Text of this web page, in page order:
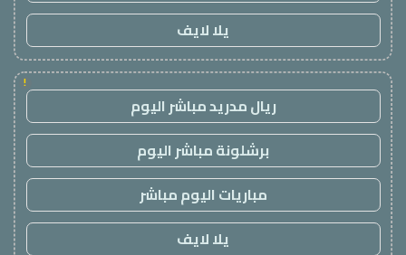
يلا لايف
!
ريال مدريد مباشر اليوم
برشلونة مباشر اليوم
مباريات اليوم مباشر
يلا لايف